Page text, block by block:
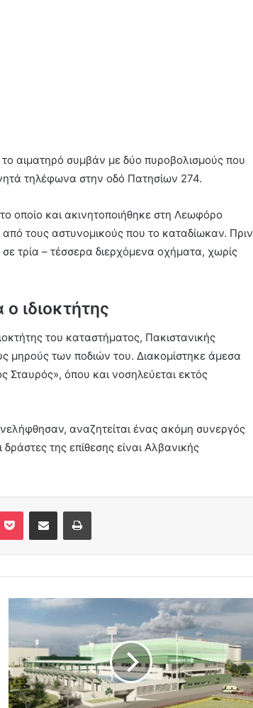
αιματηρό συμβάν με δύο πυροβολισμούς που
τηλέφωνα στην οδό Πατησίων 274.
οποίο και ακινητοποιήθηκε στη Λεωφόρο
τους αστυνομικούς που το καταδίωκαν. Πριν
τρία – τέσσερα διερχόμενα οχήματα, χωρίς
ιδιοκτήτης
του καταστήματος, Πακιστανικής
μηρούς των ποδιών του. Διακομίστηκε άμεσα
όπου και νοσηλεύεται εκτός
αναζητείται ένας ακόμη συνεργός
της επίθεσης είναι Αλβανικής
Pocket Share via Email Print